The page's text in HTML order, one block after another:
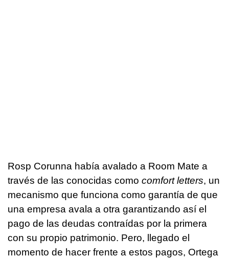
Rosp Corunna había avalado a Room Mate a
través de las conocidas como comfort letters, un
mecanismo que funciona como garantía de que
una empresa avala a otra garantizando así el
pago de las deudas contraídas por la primera
con su propio patrimonio. Pero, llegado el
momento de hacer frente a estos pagos, Ortega